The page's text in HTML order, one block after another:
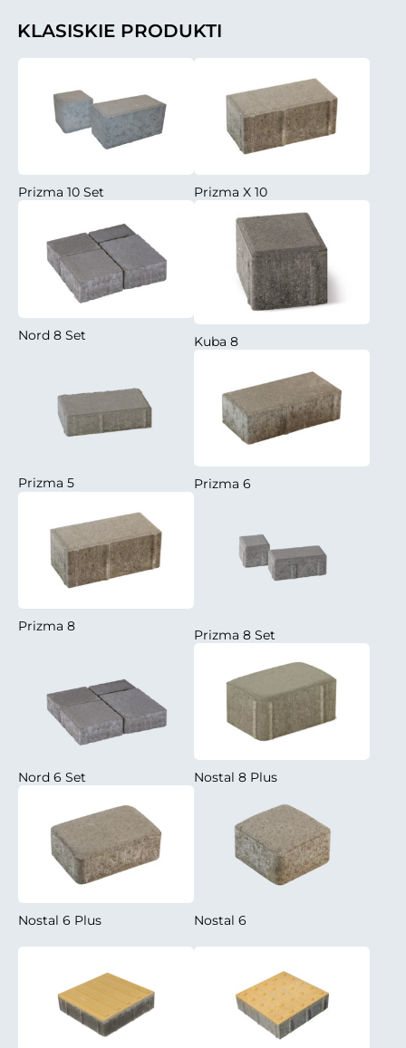
KLASISKIE PRODUKTI
Prizma 10 Set Prizma X 10
Nord 8 Set Kuba 8
Prizma 5 Prizma 6
Prizma 8
Prizma 8 Set
Nord 6 Set Nostal 8 Plus
Nostal 6 Plus Nostal 6